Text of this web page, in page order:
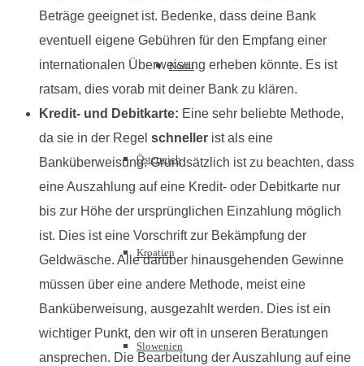
Korfu
Österreich
Kroatien
Slowenien
Beträge geeignet ist. Bedenke, dass deine Bank
eventuell eigene Gebühren für den Empfang einer
internationalen Überweisung erheben könnte. Es ist
ratsam, dies vorab mit deiner Bank zu klären.
Kredit- und Debitkarte: Eine sehr beliebte Methode,
da sie in der Regel schneller ist als eine
Banküberweisung. Grundsätzlich ist zu beachten, dass
eine Auszahlung auf eine Kredit- oder Debitkarte nur
bis zur Höhe der ursprünglichen Einzahlung möglich
ist. Dies ist eine Vorschrift zur Bekämpfung der
Geldwäsche. Alle darüber hinausgehenden Gewinne
müssen über eine andere Methode, meist eine
Banküberweisung, ausgezahlt werden. Dies ist ein
wichtiger Punkt, den wir oft in unseren Beratungen
ansprechen. Die Bearbeitung der Auszahlung auf eine